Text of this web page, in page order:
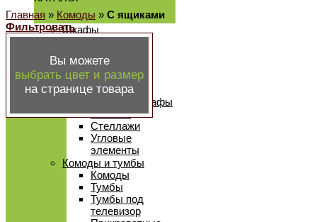
Шкафы
Шкафы-купе
Радиусные
шкафы-купе
Книжные шкафы
Колонки
Стеллажи
Угловые
элементы
Комоды и тумбы
Комоды
Тумбы
Тумбы под
телевизор
Главная » Комоды » С ящиками
Фильтровать
Вы можете
выбрать цвет и размер
на странице товара